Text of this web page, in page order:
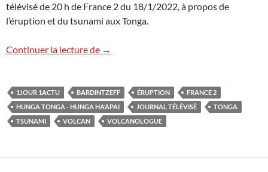
télévisé de 20 h de France 2 du 18/1/2022, à propos de
l’éruption et du tsunami aux Tonga.
Continuer la lecture de Volcan et tsunami aux Tonga sur France
→
1JOUR 1ACTU BARDINTZEFF ÉRUPTION
FRANCE 2
HUNGA TONGA - HUNGA HA’APAI
JOURNAL TÉLÉVISÉ
TONGA
TSUNAMI
VOLCAN VOLCANOLOGUE